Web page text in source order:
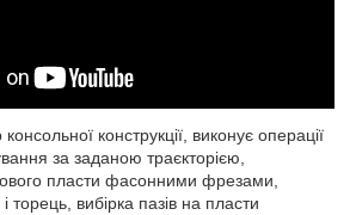
конструкції, виконує операції
за заданою траєкторією,
пласти фасонними фрезами,
торець, вибірка пазів на пласти